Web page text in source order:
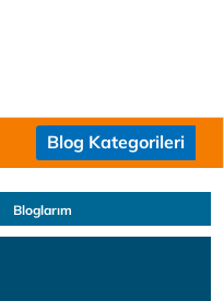
Blog Kategorileri
Bloglarım